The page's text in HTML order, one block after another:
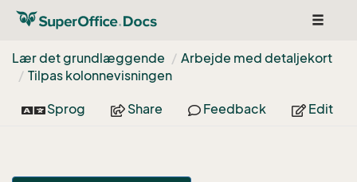
Toggle
Lær det grundlæggende
Arbejde med detaljekort
Tilpas kolonnevisningen
Sprog Share Feedback Edit